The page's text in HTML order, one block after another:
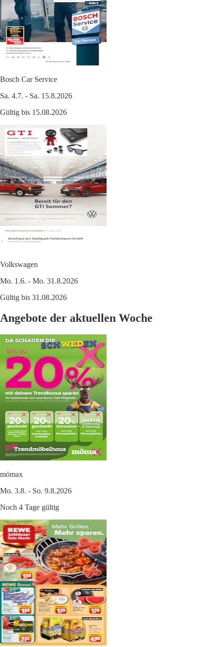
Bosch Car Service
Sa. 4.7. - Sa. 15.8.2026
Gültig bis 15.08.2026
Volkswagen
Mo. 1.6. - Mo. 31.8.2026
Gültig bis 31.08.2026
Angebote der aktuellen Woche
mömax
Mo. 3.8. - So. 9.8.2026
Noch 4 Tage gültig